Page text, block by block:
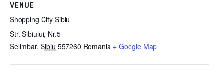
VENUE
Shopping City Sibiu
Str. Sibiului, Nr.5
Selimbar, Sibiu 557260 Romania + Google Map